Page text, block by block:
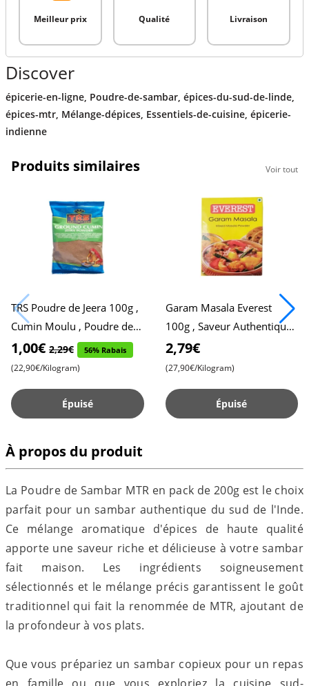
Meilleur prix Qualité Livraison
Discover
épicerie-en-ligne, Poudre-de-sambar, épices-du-sud-de-linde,
épices-mtr, Mélange-dépices, Essentiels-de-cuisine, épicerie-
indienne
Produits similaires Voir tout
TRS Poudre de Jeera 100g ,
Cumin Moulu , Poudre de
Cumin , Cumin en Poudre ,
Poudre de Graines de Cu
1,00€ 2,29€ 56% Rabais
(22,90€/Kilogram)
Épuisé
Garam Masala Everest
100g , Saveur Authentique ,
Parfait pour la Cuisine
Indienne
2,79€
(27,90€/Kilogram)
Épuisé
À propos du produit
La Poudre de Sambar MTR en pack de 200g est le choix
parfait pour un sambar authentique du sud de l'Inde.
Ce mélange aromatique d'épices de haute qualité
apporte une saveur riche et délicieuse à votre sambar
fait maison. Les ingrédients soigneusement
sélectionnés et le mélange précis garantissent le goût
traditionnel qui fait la renommée de MTR, ajoutant de
la profondeur à vos plats.
Que vous prépariez un sambar copieux pour un repas